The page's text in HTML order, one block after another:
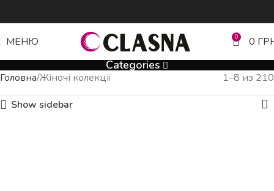
МЕНЮ 0 0
Categories
Головна Жіночі колекції
1–8 из 210
Show sidebar